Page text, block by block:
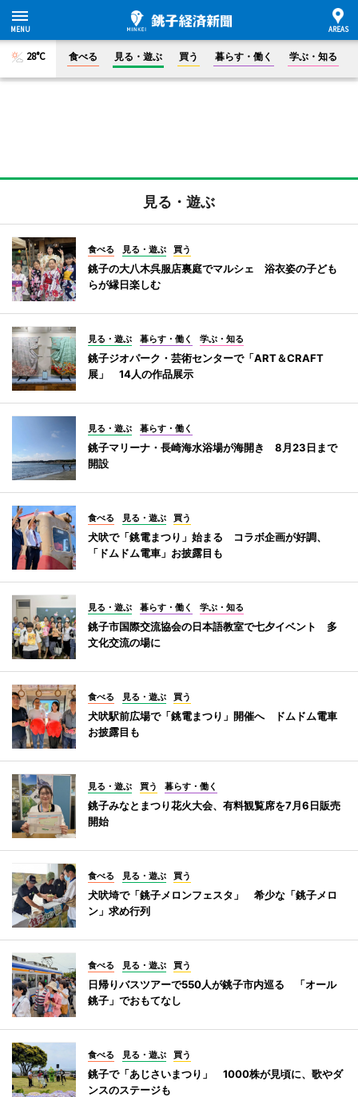
28°C 食べる 見る・遊ぶ 買う 暮らす・働く 学ぶ・知る
見る・遊ぶ
食べる 見る・遊ぶ 買う
銚子の大八木呉服店裏庭でマルシェ 浴衣姿の子ども
らが縁日楽しむ
見る・遊ぶ 暮らす・働く 学ぶ・知る
銚子ジオパーク・芸術センターで「ART＆CRAFT
展」 14人の作品展示
見る・遊ぶ 暮らす・働く
銚子マリーナ・長崎海水浴場が海開き 8月23日まで
開設
食べる 見る・遊ぶ 買う
犬吠で「銚電まつり」始まる コラボ企画が好調、
「ドムドム電車」お披露目も
見る・遊ぶ 暮らす・働く 学ぶ・知る
銚子市国際交流協会の日本語教室で七夕イベント 多
文化交流の場に
食べる 見る・遊ぶ 買う
犬吠駅前広場で「銚電まつり」開催へ ドムドム電車
お披露目も
見る・遊ぶ 買う 暮らす・働く
銚子みなとまつり花火大会、有料観覧席を7月6日販売
開始
食べる 見る・遊ぶ 買う
犬吠埼で「銚子メロンフェスタ」 希少な「銚子メロ
ン」求め行列
食べる 見る・遊ぶ 買う
日帰りバスツアーで550人が銚子市内巡る 「オール
銚子」でおもてなし
食べる 見る・遊ぶ 買う
銚子で「あじさいまつり」 1000株が見頃に、歌やダ
ンスのステージも